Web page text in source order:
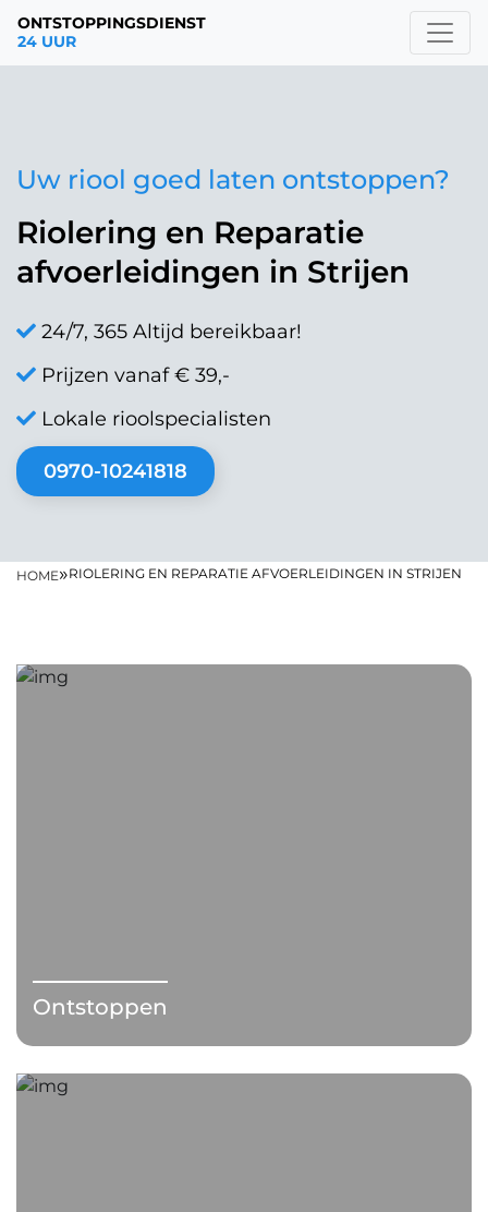
ONTSTOPPINGSDIENST
24 UUR
Uw riool goed laten ontstoppen?
Riolering en Reparatie
afvoerleidingen in Strijen
24/7, 365 Altijd bereikbaar!
Prijzen vanaf € 39,-
Lokale rioolspecialisten
0970-10241818
HOME»RIOLERING EN REPARATIE AFVOERLEIDINGEN IN STRIJEN
Ontstoppen